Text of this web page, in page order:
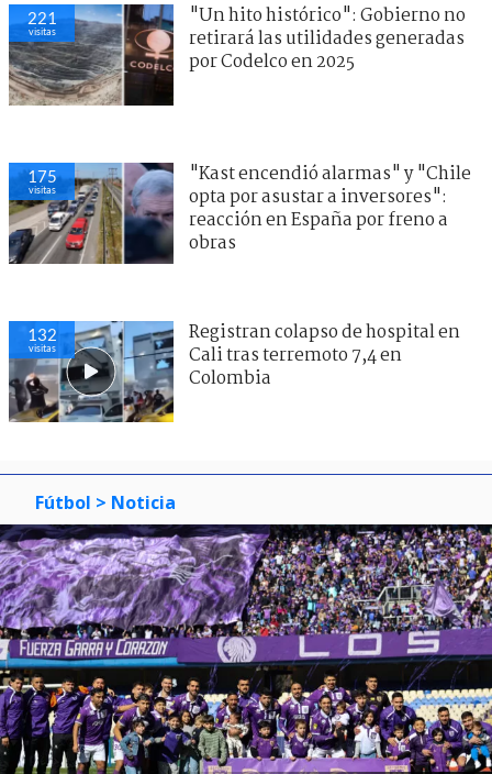
221
visitas
"Un hito histórico": Gobierno no
retirará las utilidades generadas
por Codelco en 2025
175
visitas
"Kast encendió alarmas" y "Chile
opta por asustar a inversores":
reacción en España por freno a
obras
132
visitas
Registran colapso de hospital en
Cali tras terremoto 7,4 en
Colombia
Fútbol > Noticia